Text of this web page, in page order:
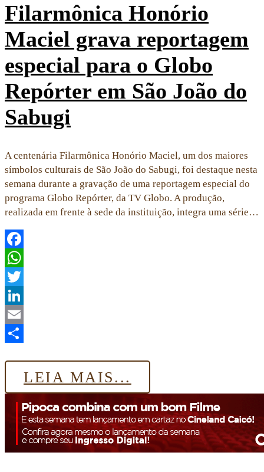
Filarmônica Honório
Maciel grava reportagem
especial para o Globo
Repórter em São João do
Sabugi
A centenária Filarmônica Honório Maciel, um dos maiores
símbolos culturais de São João do Sabugi, foi destaque nesta
semana durante a gravação de uma reportagem especial do
programa Globo Repórter, da TV Globo. A produção,
realizada em frente à sede da instituição, integra uma série…
Facebook
WhatsApp
Twitter
LinkedIn
Email
LEIA MAIS...